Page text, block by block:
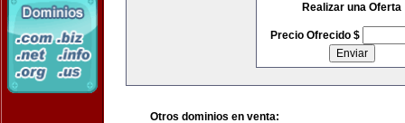
Realizar una Oferta
Precio Ofrecido $
Otros dominios en venta: